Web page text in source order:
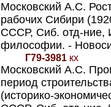
Московский А.С.
рабочих Сибири
СССР, Сиб. отд-ние,
философии. -
Г79-3981кх
Московский А.С.
период
(историко-